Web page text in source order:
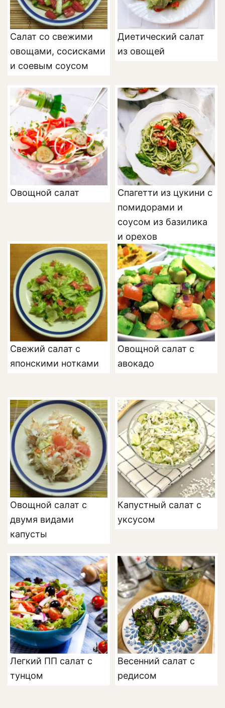
Салат со свежими
овощами, сосисками
и соевым соусом
Диетический салат
из овощей
Овощной салат
Спагетти из цукини с
помидорами и
соусом из базилика
и орехов
Свежий салат с
японскими нотками
Овощной салат с
авокадо
Овощной салат с
двумя видами
капусты
Капустный салат с
уксусом
Легкий ПП салат с
тунцом
Весенний салат с
редисом